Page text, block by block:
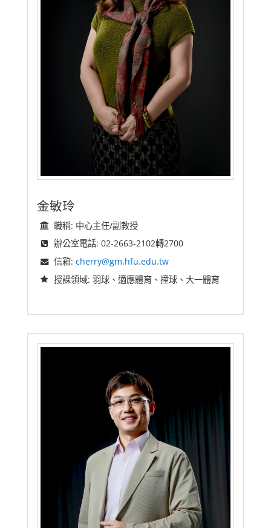
金敏玲
職稱: 中心主任/副教授
辦公室電話: 02-2663-2102轉2700
信箱: cherry@gm.hfu.edu.tw
授課領域: 羽球、適應體育、撞球、大一體育